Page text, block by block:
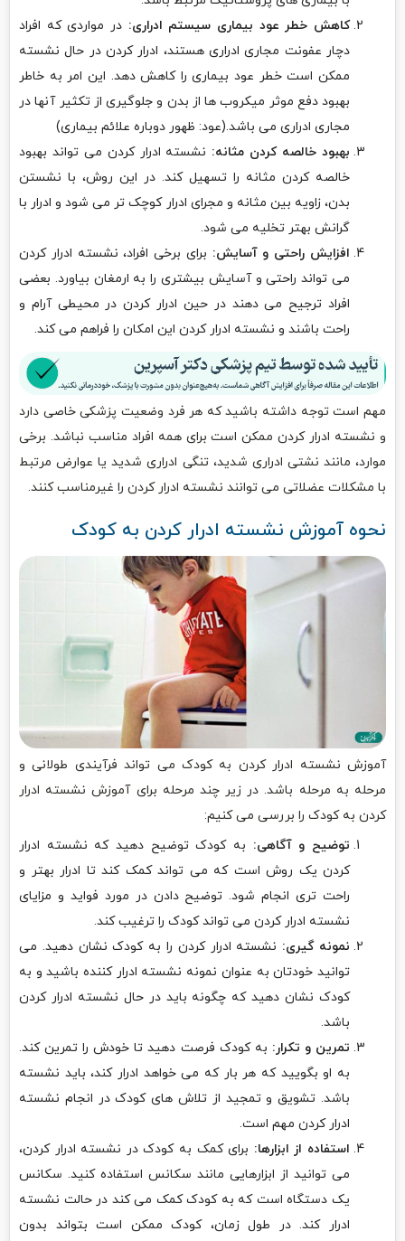
کاهش خطر عود بیماری سیستم ادراری: در مواردی که افراد
دچار عفونت مجاری ادراری هستند، ادرار کردن در حال نشسته
ممکن است خطر عود بیماری را کاهش دهد. این امر به خاطر
بهبود دفع موثر میکروب ها از بدن و جلوگیری از تکثیر آنها در
مجاری ادراری می باشد.(عود: ظهور دوباره علائم بیماری)
بهبود خالصه کردن مثانه: نشسته ادرار کردن می تواند بهبود
خالصه کردن مثانه را تسهیل کند. در این روش، با نشستن
بدن، زاویه بین مثانه و مجرای ادرار کوچک تر می شود و ادرار با
گرانش بهتر تخلیه می شود.
افزایش راحتی و آسایش: برای برخی افراد، نشسته ادرار کردن
می تواند راحتی و آسایش بیشتری را به ارمغان بیاورد. بعضی
افراد ترجیح می دهند در حین ادرار کردن در محیطی آرام و
راحت باشند و نشسته ادرار کردن این امکان را فراهم می کند.
مهم است توجه داشته باشید که هر فرد وضعیت پزشکی خاصی دارد
و نشسته ادرار کردن ممکن است برای همه افراد مناسب نباشد. برخی
موارد، مانند نشتی ادراری شدید، تنگی ادراری شدید یا عوارض مرتبط
با مشکلات عضلاتی می توانند نشسته ادرار کردن را غیرمناسب کنند.
نحوه آموزش نشسته ادرار کردن به کودک
آموزش نشسته ادرار کردن به کودک می تواند فرآیندی طولانی و
مرحله به مرحله باشد. در زیر چند مرحله برای آموزش نشسته ادرار
کردن به کودک را بررسی می کنیم:
توضیح و آگاهی: به کودک توضیح دهید که نشسته ادرار
کردن یک روش است که می تواند کمک کند تا ادرار بهتر و
راحت تری انجام شود. توضیح دادن در مورد فواید و مزایای
نشسته ادرار کردن می تواند کودک را ترغیب کند.
نمونه گیری: نشسته ادرار کردن را به کودک نشان دهید. می
توانید خودتان به عنوان نمونه نشسته ادرار کننده باشید و به
کودک نشان دهید که چگونه باید در حال نشسته ادرار کردن
باشد.
تمرین و تکرار: به کودک فرصت دهید تا خودش را تمرین کند.
به او بگویید که هر بار که می خواهد ادرار کند، باید نشسته
باشد. تشویق و تمجید از تلاش های کودک در انجام نشسته
ادرار کردن مهم است.
استفاده از ابزارها: برای کمک به کودک در نشسته ادرار کردن،
می توانید از ابزارهایی مانند سکانس استفاده کنید. سکانس
یک دستگاه است که به کودک کمک می کند در حالت نشسته
ادرار کند. در طول زمان، کودک ممکن است بتواند بدون